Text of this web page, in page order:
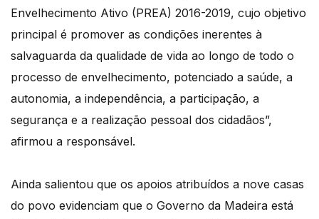
Envelhecimento Ativo (PREA) 2016-2019, cujo objetivo
principal é promover as condições inerentes à
salvaguarda da qualidade de vida ao longo de todo o
processo de envelhecimento, potenciado a saúde, a
autonomia, a independência, a participação, a
segurança e a realização pessoal dos cidadãos”,
afirmou a responsável.
Ainda salientou que os apoios atribuídos a nove casas
do povo evidenciam que o Governo da Madeira está